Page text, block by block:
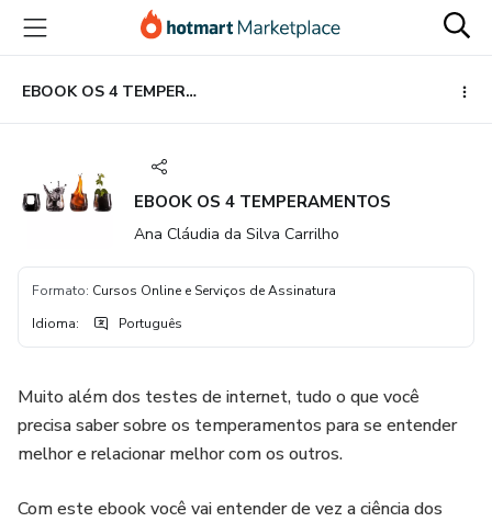
para
conteúdo
principal
para
pagamento
para
rodapé
EBOOK OS 4 TEMPERAMENTOS
EBOOK OS 4 TEMPERAMENTOS
Ana Cláudia da Silva Carrilho
Formato: Cursos Online e Serviços de Assinatura
Idioma: Português
Muito além dos testes de internet, tudo o que você
precisa saber sobre os temperamentos para se entender
melhor e relacionar melhor com os outros.
Com este ebook você vai entender de vez a ciência dos